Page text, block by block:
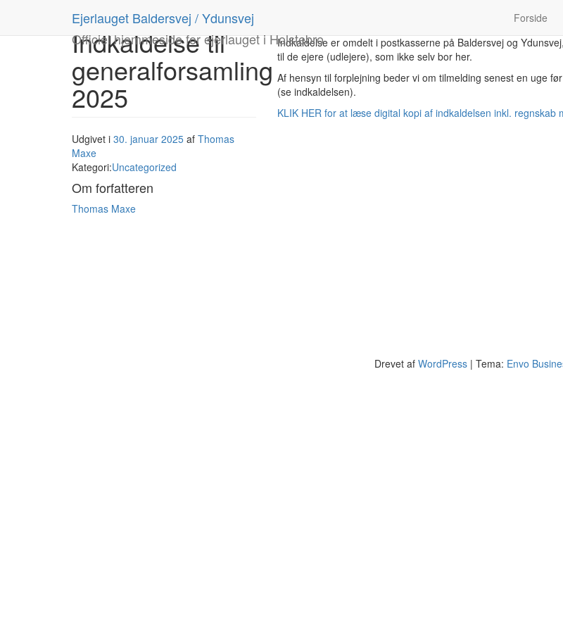
Ejerlauget Baldersvej / Ydunsvej
Officiel hjemmeside for ejerlauget i Holstebro
Forside
Indkaldelse til
generalforsamling
2025
Udgivet i 30. januar 2025 af Thomas
Maxe
Kategori:Uncategorized
Indkaldelse er omdelt i postkasserne på Baldersvej og
til de ejere (udlejere), som ikke selv bor her.
Af hensyn til forplejning beder vi om tilmelding senest en uge
(se indkaldelsen).
KLIK HER for at læse digital kopi af indkaldelsen inkl. regnskab
Om forfatteren
Thomas Maxe
Drevet af WordPress | Tema: Envo